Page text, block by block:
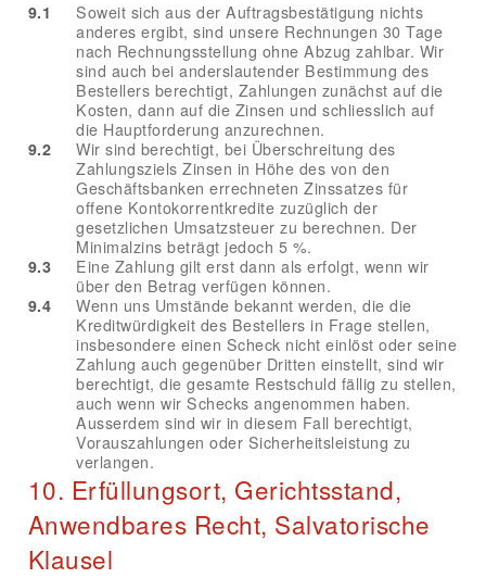
9.1
Soweit sich aus der Auftragsbestätigung nichts
anderes ergibt, sind unsere Rechnungen 30 Tage
nach Rechnungsstellung ohne Abzug zahlbar. Wir
sind auch bei anderslautender Bestimmung des
Bestellers berechtigt, Zahlungen zunächst auf die
Kosten, dann auf die Zinsen und schliesslich auf
die Hauptforderung anzurechnen.
9.2
Wir sind berechtigt, bei Überschreitung des
Zahlungsziels Zinsen in Höhe des von den
Geschäftsbanken errechneten Zinssatzes für
offene Kontokorrentkredite zuzüglich der
gesetzlichen Umsatzsteuer zu berechnen. Der
Minimalzins beträgt jedoch 5 %.
9.3
Eine Zahlung gilt erst dann als erfolgt, wenn wir
über den Betrag verfügen können.
9.4
Wenn uns Umstände bekannt werden, die die
Kreditwürdigkeit des Bestellers in Frage stellen,
insbesondere einen Scheck nicht einlöst oder seine
Zahlung auch gegenüber Dritten einstellt, sind wir
berechtigt, die gesamte Restschuld fällig zu stellen,
auch wenn wir Schecks angenommen haben.
Ausserdem sind wir in diesem Fall berechtigt,
Vorauszahlungen oder Sicherheitsleistung zu
verlangen.
10. Erfüllungsort, Gerichtsstand,
Anwendbares Recht, Salvatorische
Klausel